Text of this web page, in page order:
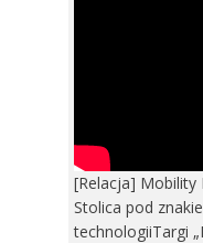
[Relacja] Mobility
Stolica pod
technologiiTargi